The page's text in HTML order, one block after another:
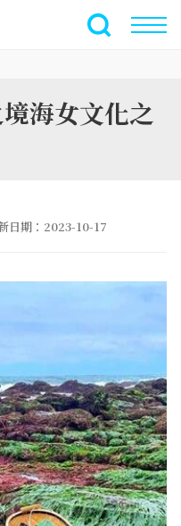
全文檢索
海女文化之
日期：2023-10-17